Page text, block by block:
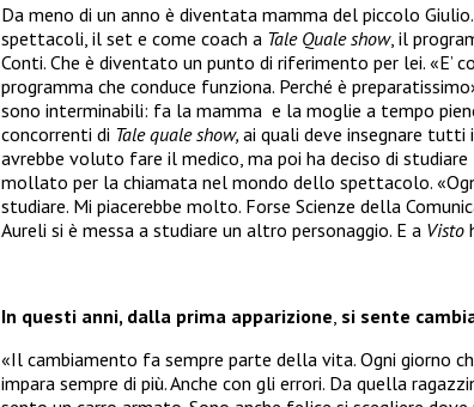
Da meno di un anno è diventata mamma del piccolo
spettacoli, il set e come coach a Tale Quale show, il
Conti. Che è diventato un punto di riferimento per lei. «E’
programma che conduce funziona. Perché è
sono interminabili: fa la mamma e la moglie a tempo
concorrenti di Tale quale show, ai quali deve insegnare tutti
avrebbe voluto fare il medico, ma poi ha deciso di studiare
mollato per la chiamata nel mondo dello spettacolo.
studiare. Mi piacerebbe molto. Forse Scienze della
Aureli si è messa a studiare un altro personaggio. E a Visto
In questi anni, dalla prima apparizione si sente
«Il cambiamento fa sempre parte della vita. Ogni giorno
impara sempre di più. Anche con gli errori. Da quella